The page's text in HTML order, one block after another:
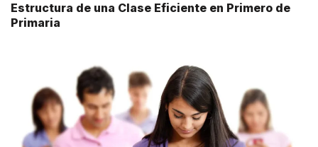
Estructura de una Clase Eficiente en Primero de
Primaria